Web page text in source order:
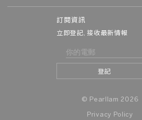
訂閱資訊
立即登記, 接收最新情報
© Pearllam 2026
Privacy Policy